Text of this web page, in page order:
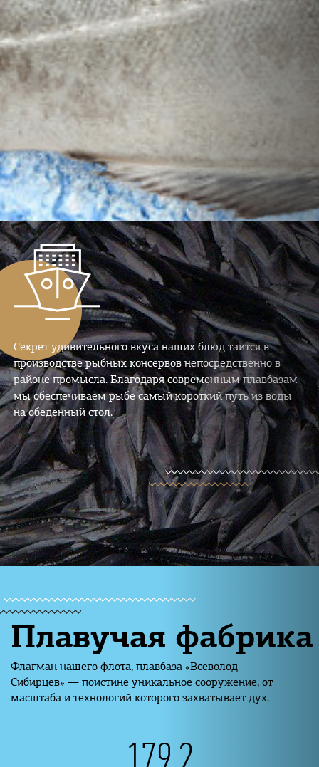
Секрет удивительного вкуса наших блюд таится в
производстве рыбных консервов непосредственно в
районе промысла. Благодаря современным плавбазам
мы обеспечиваем рыбе самый короткий путь из воды
на обеденный стол.
Плавучая фабрика
Флагман нашего флота, плавбаза «Всеволод
Сибирцев» — поистине уникальное сооружение, от
масштаба и технологий которого захватывает дух.